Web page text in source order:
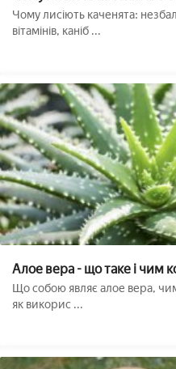
Чому лисіють каченята:
вітамінів, каніб ...
Алое вера - що таке і чим
Що собою являє алое вера, чим
як викорис ...